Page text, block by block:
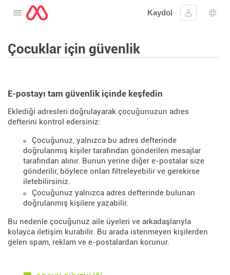
Menüyü aç
Kaydol
Oturum aç
Dil
Çocuklar için güvenlik
E-postayı tam güvenlik içinde keşfedin
Eklediği adresleri doğrulayarak çocuğunuzun adres
defterini kontrol edersiniz:
Çocuğunuz, yalnızca bu adres defterinde
doğrulanmış kişiler tarafından gönderilen mesajlar
tarafından alınır. Bunun yerine diğer e-postalar size
gönderilir, böylece onları filtreleyebilir ve gerekirse
iletebilirsiniz.
Çocuğunuz yalnızca adres defterinde bulunan
doğrulanmış kişilere yazabilir.
Bu nedenle çocuğunuz aile üyeleri ve arkadaşlarıyla
kolayca iletişim kurabilir. Bu arada istenmeyen kişilerden
gelen spam, reklam ve e-postalardan korunur.